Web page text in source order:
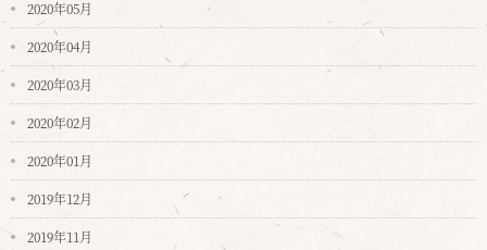
2020年05月
2020年04月
2020年03月
2020年02月
2020年01月
2019年12月
2019年11月